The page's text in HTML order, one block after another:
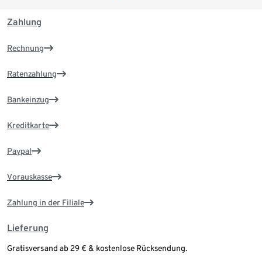
Zahlung
Rechnung
Ratenzahlung
Bankeinzug
Kreditkarte
Paypal
Vorauskasse
Zahlung in der Filiale
Lieferung
Gratisversand ab 29 € & kostenlose Rücksendung.